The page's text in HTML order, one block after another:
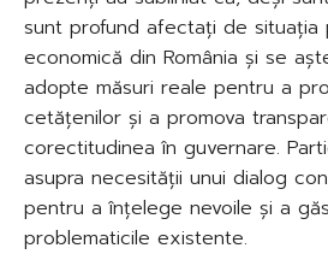
sunt profund afectați de situația
economică din România și se
adopte măsuri reale pentru a
cetățenilor și a promova
corectitudinea în guvernare.
asupra necesității unui dialog
pentru a înțelege nevoile și a
problematicile existente.